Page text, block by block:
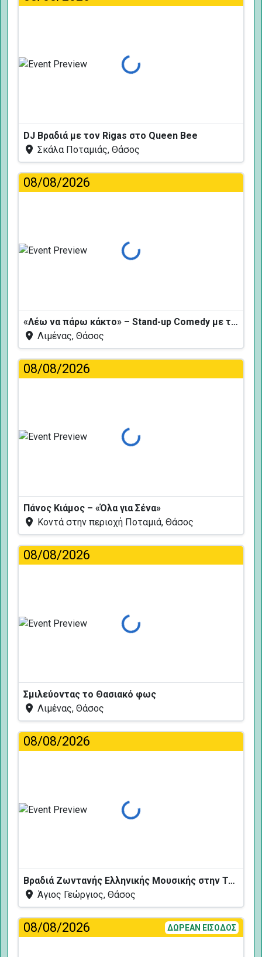
Φόρτωση...
DJ Βραδιά με τον Rigas στο Queen Bee
Σκάλα Ποταμιάς, Θάσος
08/08/2026
Φόρτωση...
«Λέω να πάρω κάκτο» – Stand-up Comedy με τον Δημήτρη Χριστοφορίδη
Λιμένας, Θάσος
08/08/2026
Φόρτωση...
Πάνος Κιάμος – «Όλα για Σένα»
Κοντά στην περιοχή Ποταμιά, Θάσος
08/08/2026
Φόρτωση...
Σμιλεύοντας το Θασιακό φως
Λιμένας, Θάσος
08/08/2026
Φόρτωση...
Βραδιά Ζωντανής Ελληνικής Μουσικής στην Ταβέρνα Κελάρι
Άγιος Γεώργιος, Θάσος
08/08/2026 ΔΩΡΕΑΝ ΕΙΣΟΔΟΣ